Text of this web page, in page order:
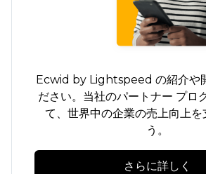
Ecwid by Lightspeed の紹介や
ださい。当社のパートナー プロ
て、世界中の企業の売上向上を
う。
さらに詳しく